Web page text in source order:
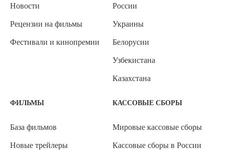
Новости
Рецензии на фильмы
Фестивали и кинопремии
России
Украины
Белорусии
Узбекистана
Казахстана
ФИЛЬМЫ
База фильмов
Новые трейлеры
КАССОВЫЕ СБОРЫ
Мировые кассовые сборы
Кассовые сборы в России